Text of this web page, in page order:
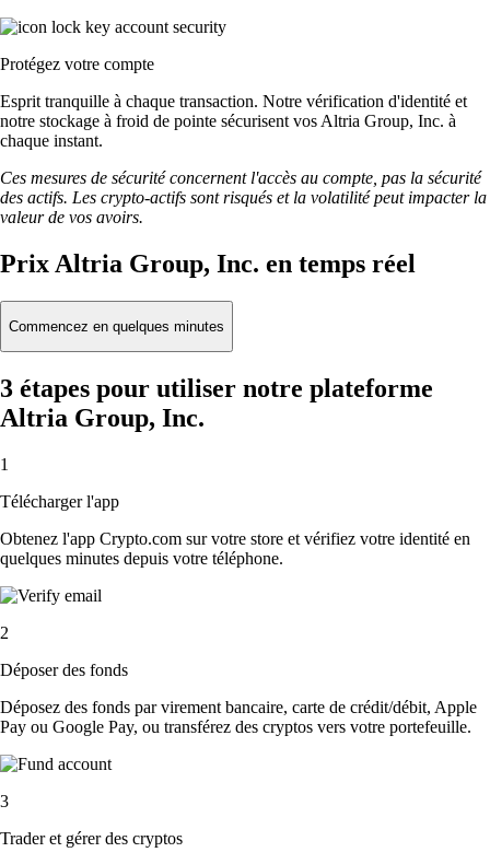
Protégez votre compte
Esprit tranquille à chaque transaction. Notre vérification d'identité et
notre stockage à froid de pointe sécurisent vos Altria Group, Inc. à
chaque instant.
Ces mesures de sécurité concernent l'accès au compte, pas la sécurité
des actifs. Les crypto-actifs sont risqués et la volatilité peut impacter la
valeur de vos avoirs.
Prix Altria Group, Inc. en temps réel
Commencez en quelques minutes
3 étapes pour utiliser notre plateforme
Altria Group, Inc.
1
Télécharger l'app
Obtenez l'app Crypto.com sur votre store et vérifiez votre identité en
quelques minutes depuis votre téléphone.
2
Déposer des fonds
Déposez des fonds par virement bancaire, carte de crédit/débit, Apple
Pay ou Google Pay, ou transférez des cryptos vers votre portefeuille.
3
Trader et gérer des cryptos